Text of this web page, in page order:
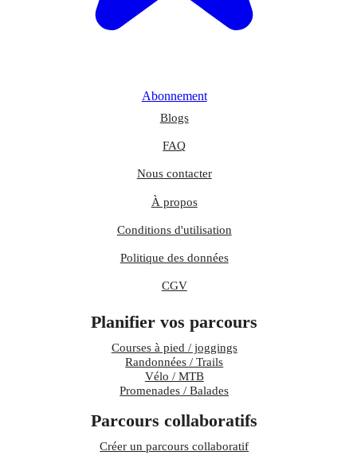
Abonnement
Blogs
FAQ
Nous contacter
À propos
Conditions d'utilisation
Politique des données
CGV
Planifier vos parcours
Courses à pied / joggings
Randonnées / Trails
Vélo / MTB
Promenades / Balades
Parcours collaboratifs
Créer un parcours collaboratif